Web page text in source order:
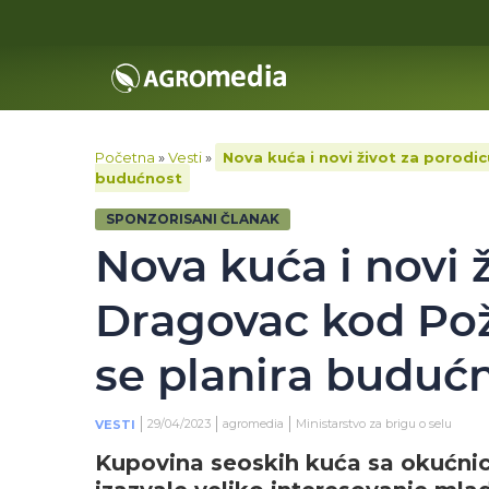
Početna »Vesti»
Nova kuća i novi život za
budućnost
SPONZORISANI ČLANAK
Nova kuća i novi
Dragovac kod
se planira
VESTI 29/04/2023 agromedia Ministarstvo za brigu o selu
Kupovina seoskih kuća sa